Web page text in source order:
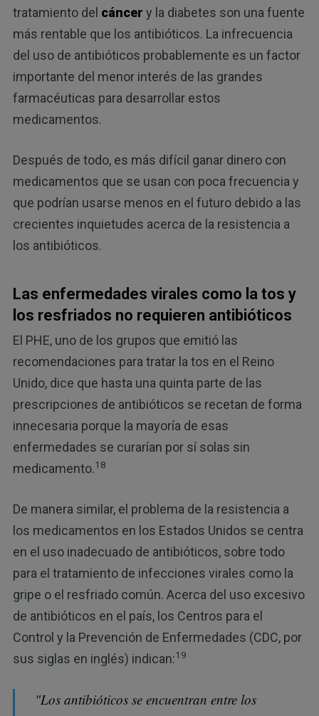
tratamiento del cáncer y la diabetes son una fuente
más rentable que los antibióticos. La infrecuencia
del uso de antibióticos probablemente es un factor
importante del menor interés de las grandes
farmacéuticas para desarrollar estos
medicamentos.
Después de todo, es más difícil ganar dinero con
medicamentos que se usan con poca frecuencia y
que podrían usarse menos en el futuro debido a las
crecientes inquietudes acerca de la resistencia a
los antibióticos.
Las enfermedades virales como la tos y
los resfriados no requieren antibióticos
El PHE, uno de los grupos que emitió las
recomendaciones para tratar la tos en el Reino
Unido, dice que hasta una quinta parte de las
prescripciones de antibióticos se recetan de forma
innecesaria porque la mayoría de esas
enfermedades se curarían por sí solas sin
medicamento.18
De manera similar, el problema de la resistencia a
los medicamentos en los Estados Unidos se centra
en el uso inadecuado de antibióticos, sobre todo
para el tratamiento de infecciones virales como la
gripe o el resfriado común. Acerca del uso excesivo
de antibióticos en el país, los Centros para el
Control y la Prevención de Enfermedades (CDC, por
sus siglas en inglés) indican:19
"Los antibióticos se encuentran entre los